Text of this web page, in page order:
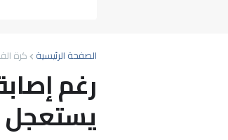
الصفحة الرئيسية كرة
رغم
يستعجل